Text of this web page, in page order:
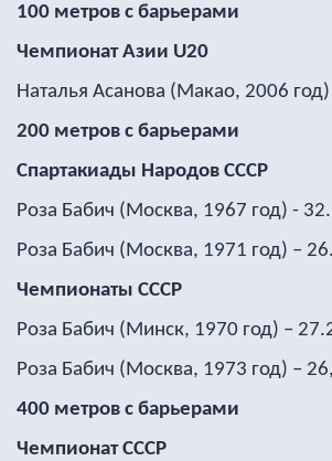
100 метров с барьерами
Чемпионат Азии U20
Наталья Асанова (Макао, 2006
200 метров с барьерами
Спартакиады Народов СССР
Роза Бабич (Москва, 1967 год) -
Роза Бабич (Москва, 1971 год) –
Чемпионаты СССР
Роза Бабич (Минск, 1970 год) –
Роза Бабич (Москва, 1973 год) –
400 метров с барьерами
Чемпионат СССР